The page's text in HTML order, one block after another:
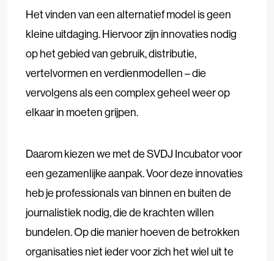
Het vinden van een alternatief model is geen
kleine uitdaging. Hiervoor zijn innovaties nodig
op het gebied van gebruik, distributie,
vertelvormen en verdienmodellen – die
vervolgens als een complex geheel weer op
elkaar in moeten grijpen.
Daarom kiezen we met de SVDJ Incubator voor
een gezamenlijke aanpak. Voor deze innovaties
heb je professionals van binnen en buiten de
journalistiek nodig, die de krachten willen
bundelen. Op die manier hoeven de betrokken
organisaties niet ieder voor zich het wiel uit te